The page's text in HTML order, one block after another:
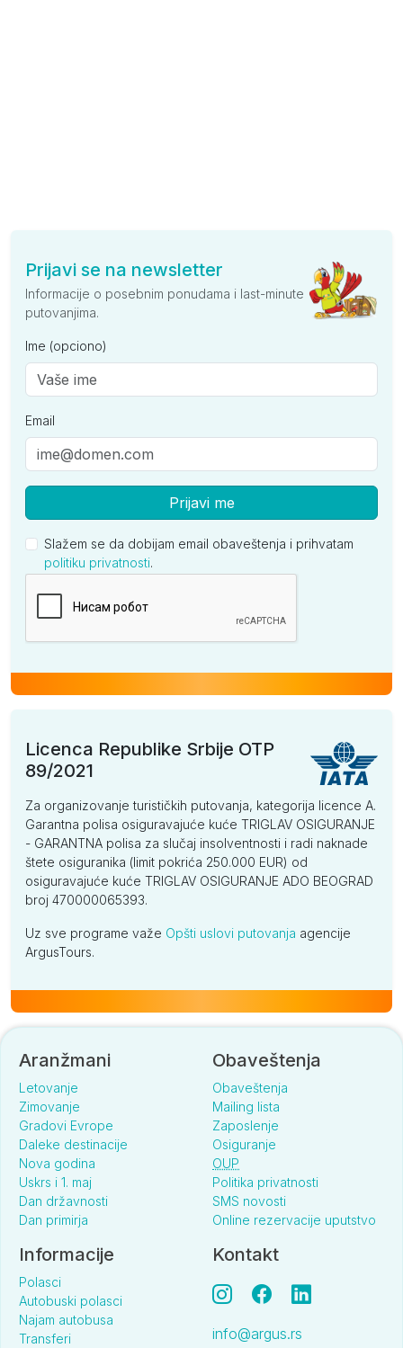
Prijavi se na newsletter
Informacije o posebnim ponudama i last-minute
putovanjima.
Ime (opciono)
Email
Prijavi me
Slažem se da dobijam email obaveštenja i prihvatam
politiku privatnosti.
Licenca Republike Srbije OTP
89/2021
Za organizovanje turističkih putovanja, kategorija licence A.
Garantna polisa osiguravajuće kuće TRIGLAV OSIGURANJE
- GARANTNA polisa za slučaj insolventnosti i radi naknade
štete osiguranika (limit pokrića 250.000 EUR) od
osiguravajuće kuće TRIGLAV OSIGURANJE ADO BEOGRAD
broj 470000065393.
Uz sve programe važe Opšti uslovi putovanja agencije
ArgusTours.
Aranžmani
Letovanje
Zimovanje
Gradovi Evrope
Daleke destinacije
Nova godina
Uskrs i 1. maj
Dan državnosti
Dan primirja
Obaveštenja
Obaveštenja
Mailing lista
Zaposlenje
Osiguranje
OUP
Politika privatnosti
SMS novosti
Online rezervacije uputstvo
Informacije
Polasci
Autobuski polasci
Najam autobusa
Transferi
Kontakt
info@argus.rs